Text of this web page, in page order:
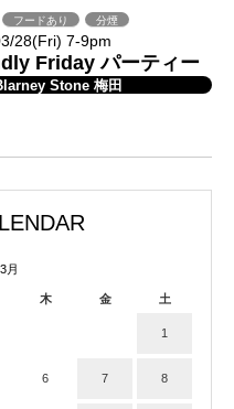
フードあり 分煙
28(Fri) 7-9pm
Friday パーティー
Stone 梅田
月
木 金 土
1
6 7 8